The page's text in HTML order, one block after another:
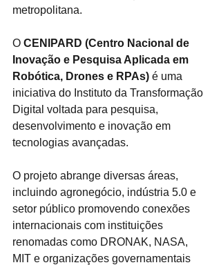
metropolitana.
O CENIPARD (Centro Nacional de
Inovação e Pesquisa Aplicada em
Robótica, Drones e RPAs) é uma
iniciativa do Instituto da Transformação
Digital voltada para pesquisa,
desenvolvimento e inovação em
tecnologias avançadas.
O projeto abrange diversas áreas,
incluindo agronegócio, indústria 5.0 e
setor público promovendo conexões
internacionais com instituições
renomadas como DRONAK, NASA,
MIT e organizações governamentais